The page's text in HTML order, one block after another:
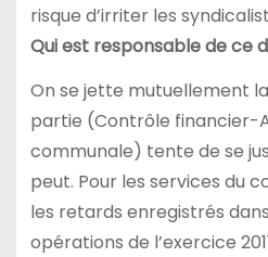
risque d’irriter les
Qui est responsable de ce
On se jette mutuellement
partie (Contrôle financier-
communale) tente de se
peut. Pour les services du
les retards enregistrés
opérations de l’exercice